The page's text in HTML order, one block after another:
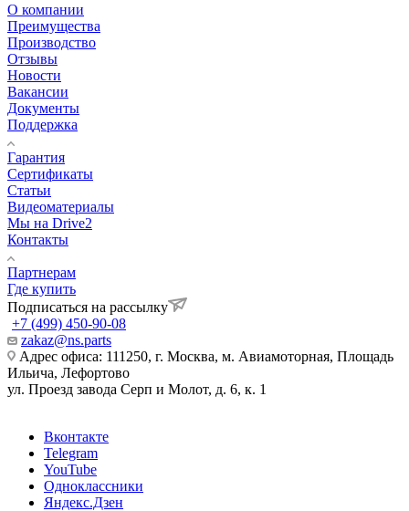
О компании
Преимущества
Производство
Отзывы
Новости
Вакансии
Документы
Поддержка
Гарантия
Сертификаты
Статьи
Видеоматериалы
Мы на Drive2
Контакты
Партнерам
Где купить
Подписаться на рассылку
+7 (499) 450-90-08
zakaz@ns.parts
Адрес офиса: 111250, г. Москва, м. Авиамоторная, Площадь
Ильича, Лефортово
ул. Проезд завода Серп и Молот, д. 6, к. 1
Вконтакте
Telegram
YouTube
Одноклассники
Яндекс.Дзен